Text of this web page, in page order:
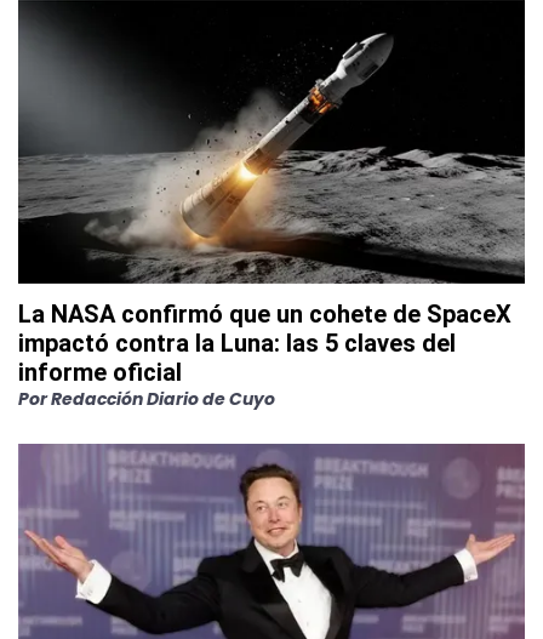
La NASA confirmó que un cohete de SpaceX
impactó contra la Luna: las 5 claves del
informe oficial
PorRedacción Diario de Cuyo